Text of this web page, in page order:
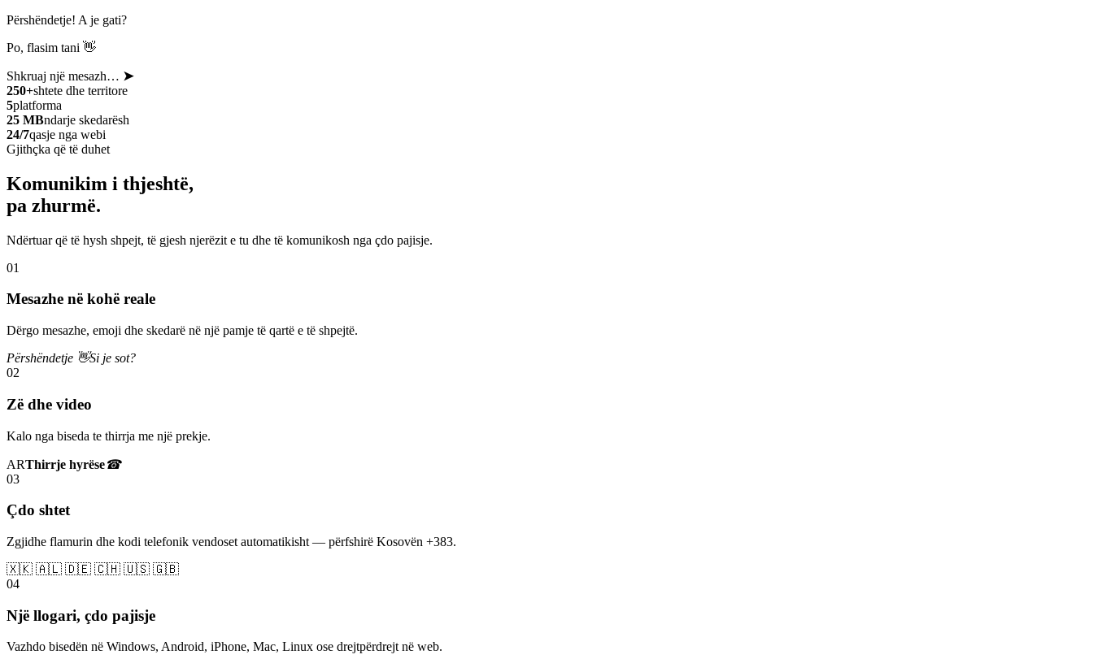
Përshëndetje! A je gati?
Po, flasim tani 👋
Shkruaj një mesazh… ➤
250+shtete dhe territore
5platforma
25 MBndarje skedarësh
24/7qasje nga webi
Gjithçka që të duhet
Komunikim i thjeshtë,
pa zhurmë.
Ndërtuar që të hysh shpejt, të gjesh njerëzit e tu dhe të komunikosh nga çdo pajisje.
01
Mesazhe në kohë reale
Dërgo mesazhe, emoji dhe skedarë në një pamje të qartë e të shpejtë.
Përshëndetje 👋Si je sot?
02
Zë dhe video
Kalo nga biseda te thirrja me një prekje.
ARThirrje hyrëse☎
03
Çdo shtet
Zgjidhe flamurin dhe kodi telefonik vendoset automatikisht — përfshirë Kosovën +383.
🇽🇰 🇦🇱 🇩🇪 🇨🇭 🇺🇸 🇬🇧
04
Një llogari, çdo pajisje
Vazhdo bisedën në Windows, Android, iPhone, Mac, Linux ose drejtpërdrejt në web.